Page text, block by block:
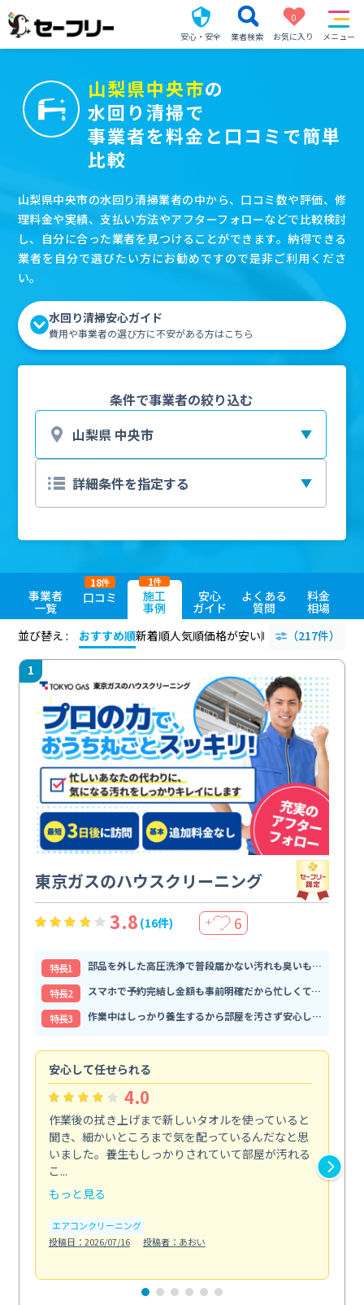
安心・安全 業者検索
0
お気に入り
メニュー
山梨県中央市の
水回り清掃で
事業者を料金と口コミで簡単
比較
山梨県中央市の水回り清掃業者の中から、口コミ数や評価、修
理料金や実績、支払い方法やアフターフォローなどで比較検討
し、自分に合った業者を見つけることができます。納得できる
業者を自分で選びたい方にお勧めですので是非ご利用くださ
い。
水回り清掃安心ガイド
費用や事業者の選び方に不安がある方はこちら
条件で事業者の絞り込む
事業者
一覧
口コミ
18件
施工
事例
1件
安心
ガイド
よくある
質問
料金
相場
並び替え :
おすすめ順新着順人気順価格が安い順 評価が高い順
（217件）
1
東京ガスのハウスクリーニング
3.8 (16件) ＋ 6
特⻑1
部品を外した高圧洗浄で普段届かない汚れも臭いもすっきり解消
特⻑2
スマホで予約完結し金額も事前明確だから忙しくても頼みやすい
特⻑3
作業中はしっかり養生するから部屋を汚さず安心して任せられる
安心して任せられる
4.0
作業後の拭き上げまで新しいタオルを使っていると
聞き、細かいところまで気を配っているんだなと思
いました。養生もしっかりされていて部屋が汚れる
こ...
もっと見る
エアコンクリーニング
投稿日：2026/07/16
投稿者：あおい